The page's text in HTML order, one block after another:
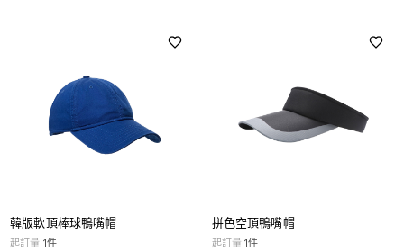
韓版軟頂棒球鴨嘴帽
起訂量 1件
拼色空頂鴨嘴帽
起訂量 1件